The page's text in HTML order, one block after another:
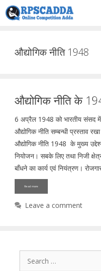
Skip
to
औद्योगिक नीति 1948
औद्योगिक नीति के
6 अप्रैल 1948 को भारतीय संसद में
औद्योगिक नीति सम्बन्धी प्रस्ताव
औद्योगिक नीति 1948 के मुख्य
नियोजन। सबके लिए तथा निजी
बाँधने का कार्य एवं नियंत्रण।
Read more
Leave a comment